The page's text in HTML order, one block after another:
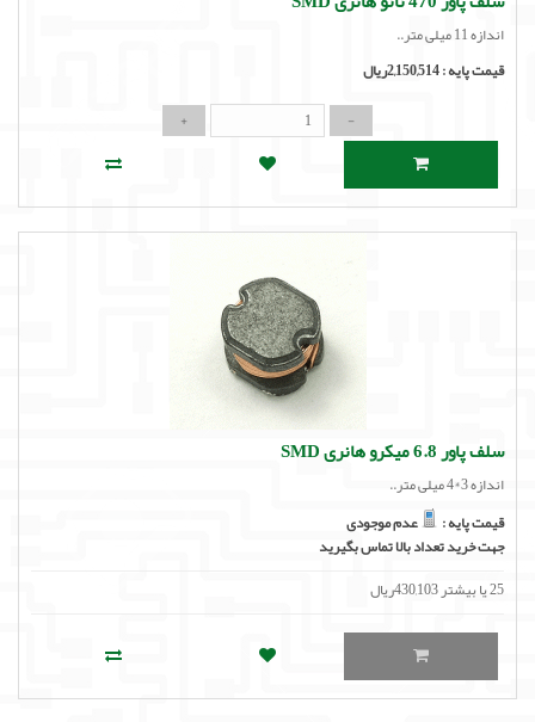
اندازه 11 میلی متر..
قیمت پایه :2,150,514ریال
سلف پاور 6.8 میکرو هانری SMD
اندازه 3*4 میلی متر..
قیمت پایه :
عدم موجودی
جهت خرید تعداد بالا تماس بگیرید
25 یا بیشتر 430,103ریال